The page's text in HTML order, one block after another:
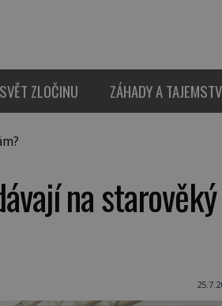
SVĚT ZLOČINU ZÁHADY A
na starověký